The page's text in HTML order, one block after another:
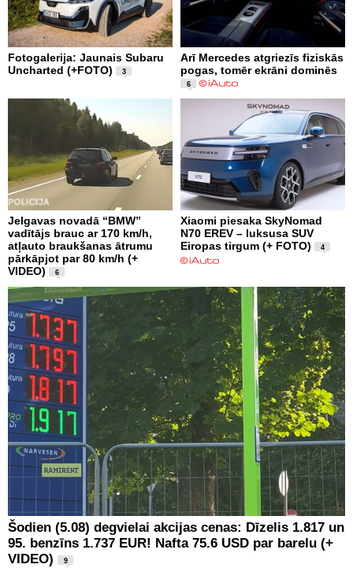
Fotogalerija: Jaunais Subaru
Uncharted (+FOTO)
3
Arī Mercedes atgriezīs fiziskās
pogas, tomēr ekrāni dominēs
6
Jelgavas novadā “BMW”
vadītājs brauc ar 170 km/h,
atļauto braukšanas ātrumu
pārkāpjot par 80 km/h (+
VIDEO)
6
Xiaomi piesaka SkyNomad
N70 EREV – luksusa SUV
Eiropas tirgum (+ FOTO)
4
Šodien (5.08) degvielai akcijas cenas: Dīzelis 1.817 un
95. benzīns 1.737 EUR! Nafta 75.6 USD par barelu (+
VIDEO)
9